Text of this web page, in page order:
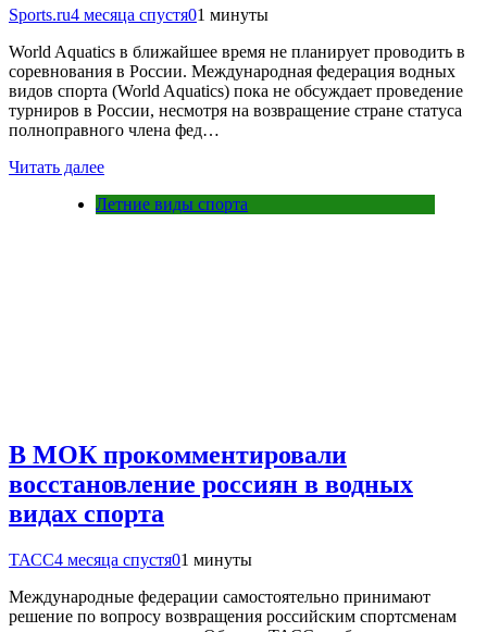
Sports.ru4 месяца спустя01 минуты
World Aquatics в ближайшее время не планирует проводить в
соревнования в России. Международная федерация водных
видов спорта (World Aquatics) пока не обсуждает проведение
турниров в России, несмотря на возвращение стране статуса
полноправного члена фед…
Читать далее
Летние виды спорта
В МОК прокомментировали
восстановление россиян в водных
видах спорта
ТАСС4 месяца спустя01 минуты
Международные федерации самостоятельно принимают
решение по вопросу возвращения российским спортсменам